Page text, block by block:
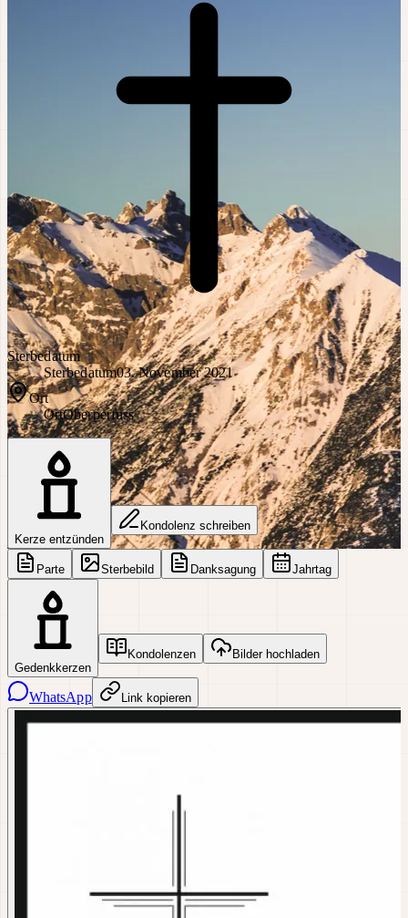
Sterbedatum
Sterbedatum03. November 2021
Ort
OrtOberperfuss
Kerze entzünden
Kondolenz schreiben
Parte Sterbebild Danksagung Jahrtag
Gedenkkerzen
Kondolenzen Bilder hochladen
WhatsApp Link kopieren